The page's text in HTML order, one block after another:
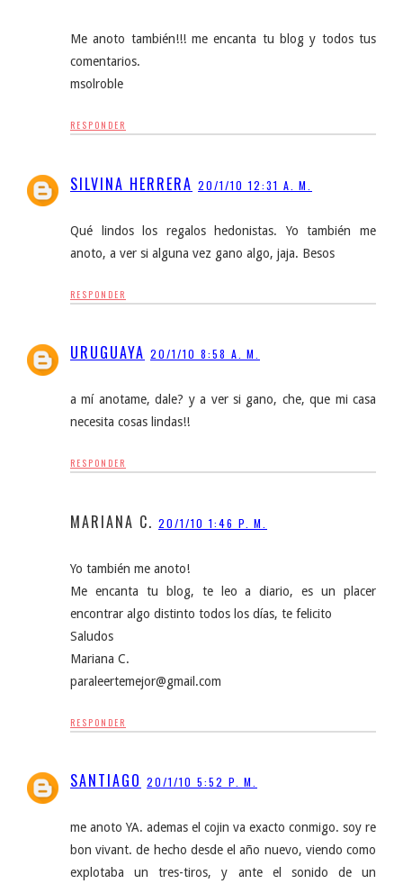
Me anoto también!!! me encanta tu blog y todos tus
comentarios.
msolroble
RESPONDER
SILVINA HERRERA 20/1/10 12:31 A. M.
Qué lindos los regalos hedonistas. Yo también me
anoto, a ver si alguna vez gano algo, jaja. Besos
RESPONDER
URUGUAYA 20/1/10 8:58 A. M.
a mí anotame, dale? y a ver si gano, che, que mi casa
necesita cosas lindas!!
RESPONDER
MARIANA C. 20/1/10 1:46 P. M.
Yo también me anoto!
Me encanta tu blog, te leo a diario, es un placer
encontrar algo distinto todos los días, te felicito
Saludos
Mariana C.
paraleertemejor@gmail.com
RESPONDER
SANTIAGO 20/1/10 5:52 P. M.
me anoto YA. ademas el cojin va exacto conmigo. soy re
bon vivant. de hecho desde el año nuevo, viendo como
explotaba un tres-tiros, y ante el sonido de un